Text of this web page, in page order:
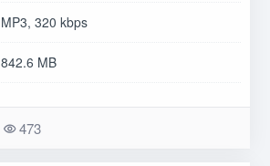
MP3, 320 kbps
842.6 MB
473